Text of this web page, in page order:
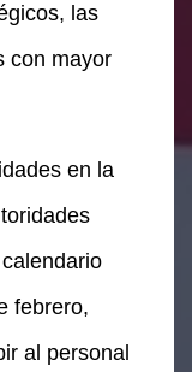
las
con mayor
en la
febrero,
al personal